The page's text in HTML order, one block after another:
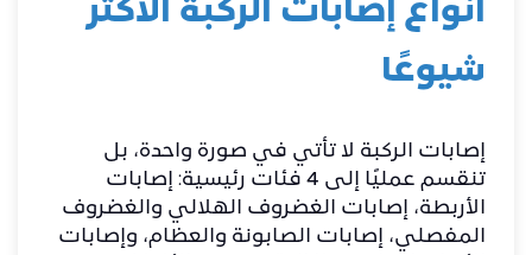
أنواع إصابات الركبة الأكثر
شيوعًا
إصابات الركبة لا تأتي في صورة واحدة، بل
تنقسم عمليًا إلى 4 فئات رئيسية: إصابات
الأربطة، إصابات الغضروف الهلالي والغضروف
المفصلي، إصابات الصابونة والعظام، وإصابات